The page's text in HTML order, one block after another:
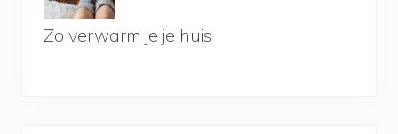
Zo verwarm je je huis